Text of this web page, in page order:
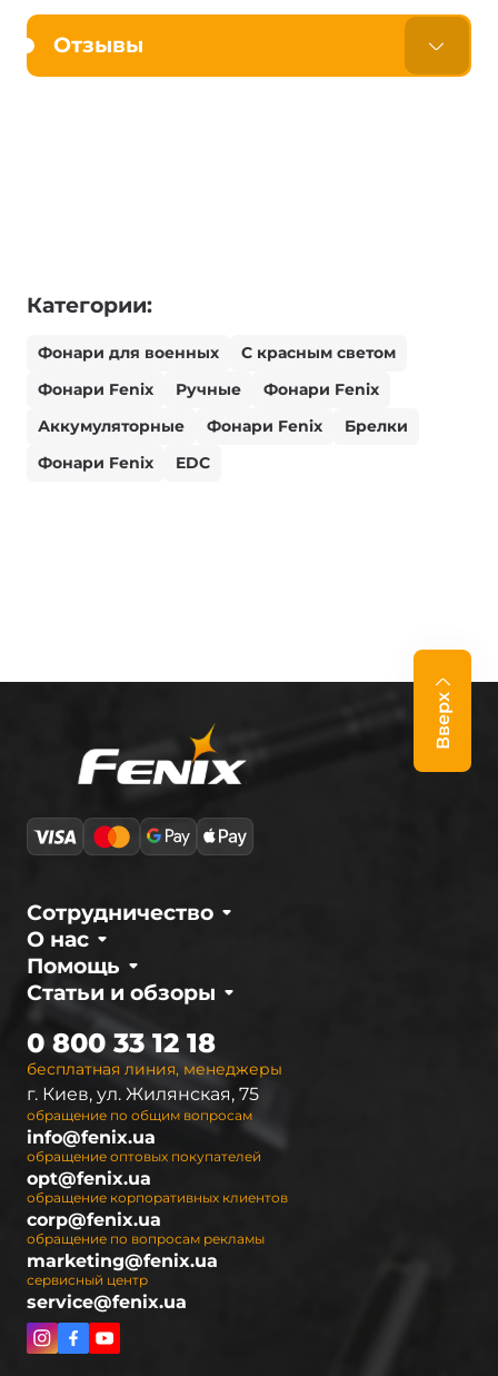
Отзывы
Категории:
Фонари для военных
С красным светом
Фонари Fenix
Ручные
Фонари Fenix
Аккумуляторные
Фонари Fenix
Брелки
Фонари Fenix
EDC
Вверх
О нас
Сотрудничество
Статьи и обзоры
Помощь
бесплатная линия, менеджеры
0 800 33 12 18
г. Киев, ул. Жилянская, 75
обращение по общим вопросам
info@fenix.ua
обращение оптовых покупателей
opt@fenix.ua
обращение корпоративных клиентов
corp@fenix.ua
обращение по вопросам рекламы
marketing@fenix.ua
сервисный центр
service@fenix.ua